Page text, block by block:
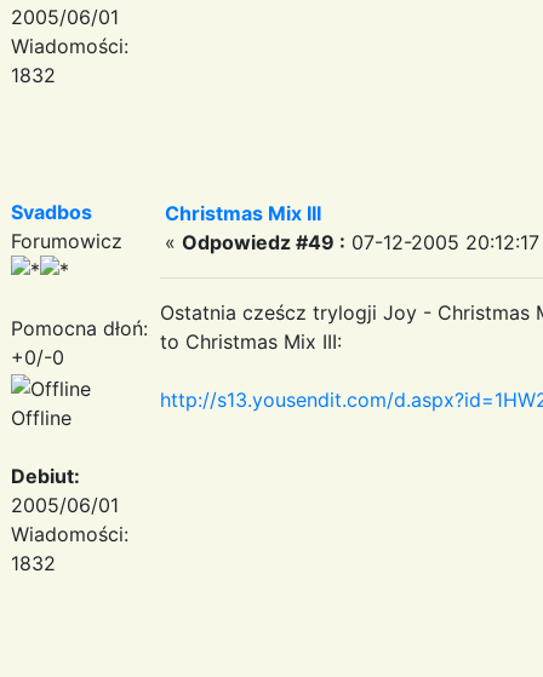
2005/06/01
Wiadomości:
1832
Svadbos
Forumowicz
Pomocna dłoń:
+0/-0
Offline
Debiut:
2005/06/01
Wiadomości:
1832
Christmas Mix III
« Odpowiedz #49 : 07-12-2005
Ostatnia cześcz trylogji Joy - Christmas
to Christmas Mix III:
http://s13.yousendit.com/